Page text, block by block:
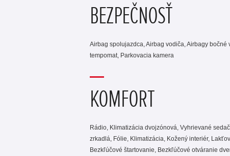
BEZPEČNOSŤ
Airbag spolujazdca, Airbag vodiča, Airbagy bočné
tempomat, Parkovacia kamera
KOMFORT
Rádio, Klimatizácia dvojzónová, Vyhrievané
zrkadlá, Fólie, Klimatizácia, Kožený interiér,
Bezkľúčové štartovanie, Bezkľúčové otváranie